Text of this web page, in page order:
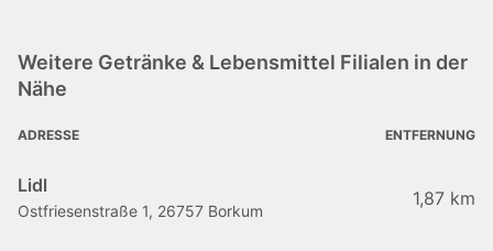
Weitere Getränke & Lebensmittel Filialen in der
Nähe
ADRESSE ENTFERNUNG
Lidl
Ostfriesenstraße 1, 26757 Borkum
1,87 km